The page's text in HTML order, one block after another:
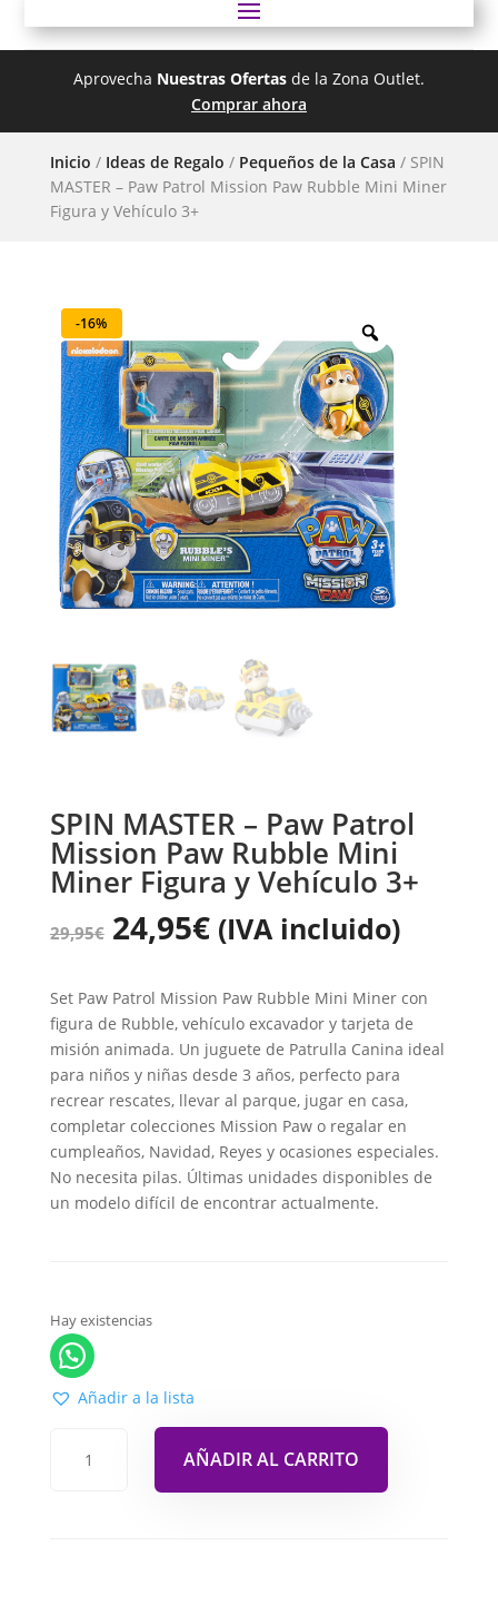
Aprovecha Nuestras Ofertasde la Zona Outlet.
Comprar ahora
Inicio / Ideas de Regalo / Pequeños de la Casa / SPIN
MASTER – Paw Patrol Mission Paw Rubble Mini Miner
Figura y Vehículo 3+
-16%
SPIN MASTER – Paw Patrol
Mission Paw Rubble Mini
Miner Figura y Vehículo 3+
29,95€ 24,95€ (IVA incluido)
Set Paw Patrol Mission Paw Rubble Mini Miner con
figura de Rubble, vehículo excavador y tarjeta de
misión animada. Un juguete de Patrulla Canina ideal
para niños y niñas desde 3 años, perfecto para
recrear rescates, llevar al parque, jugar en casa,
completar colecciones Mission Paw o regalar en
cumpleaños, Navidad, Reyes y ocasiones especiales.
No necesita pilas. Últimas unidades disponibles de
un modelo difícil de encontrar actualmente.
Hay existencias
Añadir a la lista
AÑADIR AL CARRITO